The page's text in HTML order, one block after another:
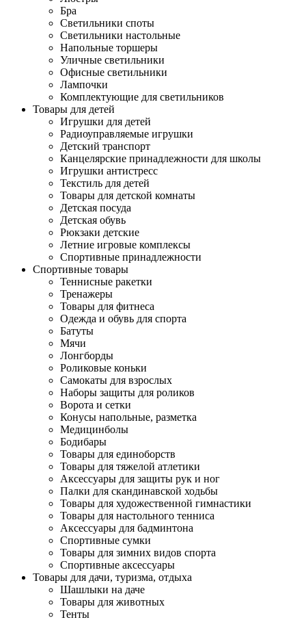
Бра
Светильники споты
Светильники настольные
Напольные торшеры
Уличные светильники
Офисные светильники
Лампочки
Комплектующие для светильников
Товары для детей
Игрушки для детей
Радиоуправляемые игрушки
Детский транспорт
Канцелярские принадлежности для школы
Игрушки антистресс
Текстиль для детей
Товары для детской комнаты
Детская посуда
Детская обувь
Рюкзаки детские
Летние игровые комплексы
Спортивные принадлежности
Спортивные товары
Теннисные ракетки
Тренажеры
Товары для фитнеса
Одежда и обувь для спорта
Батуты
Мячи
Лонгборды
Роликовые коньки
Самокаты для взрослых
Наборы защиты для роликов
Ворота и сетки
Конусы напольные, разметка
Медицинболы
Бодибары
Товары для единоборств
Товары для тяжелой атлетики
Аксессуары для защиты рук и ног
Палки для скандинавской ходьбы
Товары для художественной гимнастики
Товары для настольного тенниса
Аксессуары для бадминтона
Спортивные сумки
Товары для зимних видов спорта
Спортивные аксессуары
Товары для дачи, туризма, отдыха
Шашлыки на даче
Товары для животных
Тенты